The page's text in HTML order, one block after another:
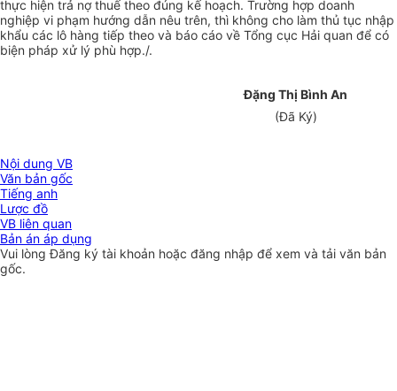
thực hiện trả nợ thuế theo đúng kế hoạch. Trường hợp doanh
nghiệp vi phạm hướng dẫn nêu trên, thì không cho làm thủ tục nhập
khẩu các lô hàng tiếp theo và báo cáo về Tổng cục Hải quan để có
biện pháp xử lý phù hợp./.
Đặng Thị Bình An
(Đã Ký)
Nội dung VB
Văn bản gốc
Tiếng anh
Lược đồ
VB liên quan
Bản án áp dụng
Vui lòngĐăng ký tài khoản hoặc đăng nhập để xem và tải văn bản
gốc.